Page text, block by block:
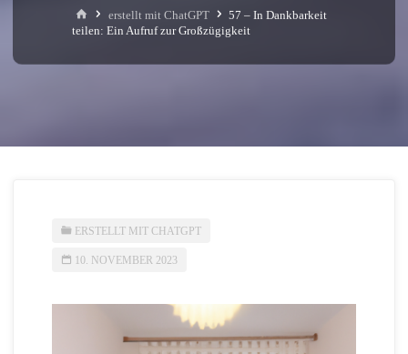
Starterstellt mit ChatGPT
57 – In Dankbarkeit
teilen: Ein Aufruf zur Großzügigkeit
ERSTELLT MIT CHATGPT
10. NOVEMBER 2023